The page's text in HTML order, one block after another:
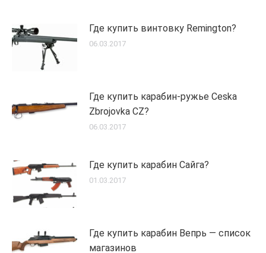
Где купить винтовку Remington?
06.03.2017
Где купить карабин-ружье Ceska
Zbrojovka CZ?
06.03.2017
Где купить карабин Сайга?
01.03.2017
Где купить карабин Вепрь — список
магазинов